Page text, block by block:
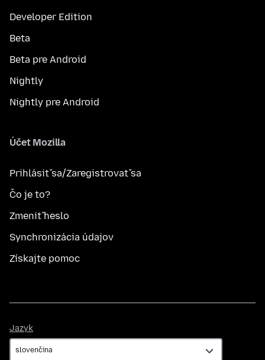
Developer Edition
Beta
Beta pre Android
Nightly
Nightly pre Android
Účet Mozilla
Prihlásiť sa/Zaregistrovať sa
Čo je to?
Zmeniť heslo
Synchronizácia údajov
Získajte pomoc
Jazyk